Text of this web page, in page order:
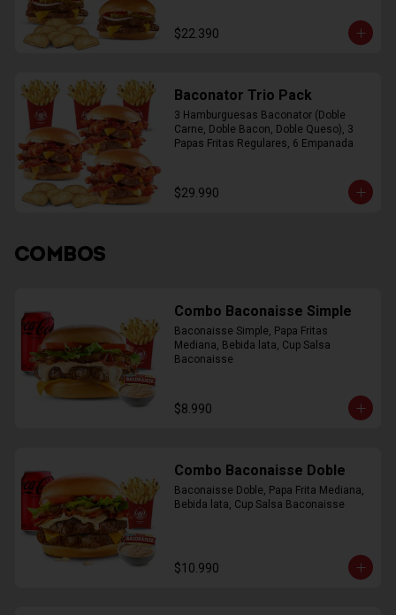
$22.390
Baconator Trio Pack
3 Hamburguesas Baconator (Doble
Carne, Doble Bacon, Doble Queso), 3
Papas Fritas Regulares, 6 Empanada
$29.990
COMBOS
Combo Baconaisse Simple
Baconaisse Simple, Papa Fritas
Mediana, Bebida lata, Cup Salsa
Baconaisse
$8.990
Combo Baconaisse Doble
Baconaisse Doble, Papa Frita Mediana,
Bebida lata, Cup Salsa Baconaisse
$10.990